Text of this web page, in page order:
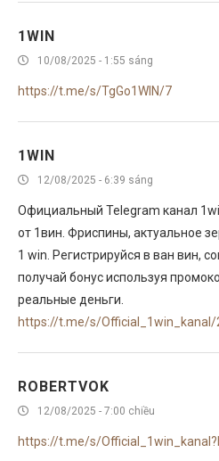
1WIN
10/08/2025 - 1:55 sáng
https://t.me/s/TgGo1WIN/7
1WIN
12/08/2025 - 6:39 sáng
Официальный Telegram канал
от 1вин. Фриспины, актуальное
1 win. Регистрируйся в ван вин,
получай бонус используя
реальные деньги.
https://t.me/s/Official_1win_kanal/
ROBERTVOK
12/08/2025 - 7:00 chiều
https://t.me/s/